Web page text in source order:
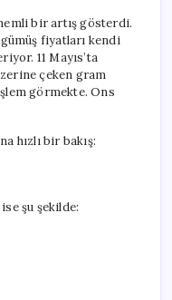
bir artış gösterdi.
fiyatları kendi
11 Mayıs’ta
çeken gram
görmekte. Ons
hızlı bir bakış:
şu şekilde: